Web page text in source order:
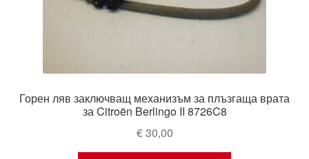
Горен ляв заключващ механизъм за плъзгаща врата
за Citroën Berlingo II 8726C8
€30,00